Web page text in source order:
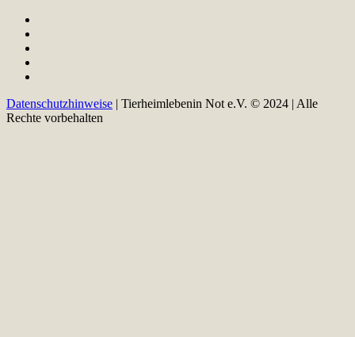
Datenschutzhinweise | Tierheimlebenin Not e.V. © 2024 | Alle
Rechte vorbehalten